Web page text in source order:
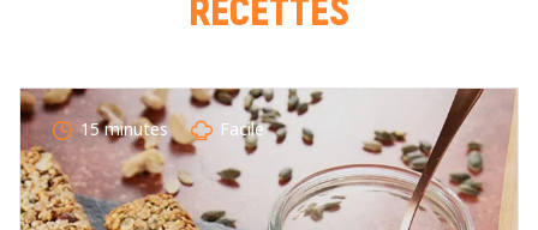
15 minutes Facile